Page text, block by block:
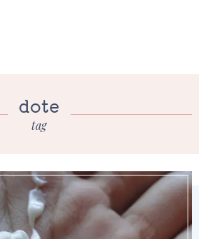
dote
tag